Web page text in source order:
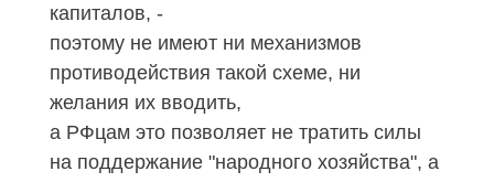
капиталов, -
поэтому не имеют ни механизмов
противодействия такой схеме, ни
желания их вводить,
а РФцам это позволяет не тратить силы
на поддержание "народного хозяйства", а